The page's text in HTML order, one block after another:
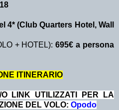
4* (Club Quarters Hotel, Wall
+ HOTEL):695€ a persona
ITINERARIO
O LINK UTILIZZATI PER LA
DEL VOLO: Opodo